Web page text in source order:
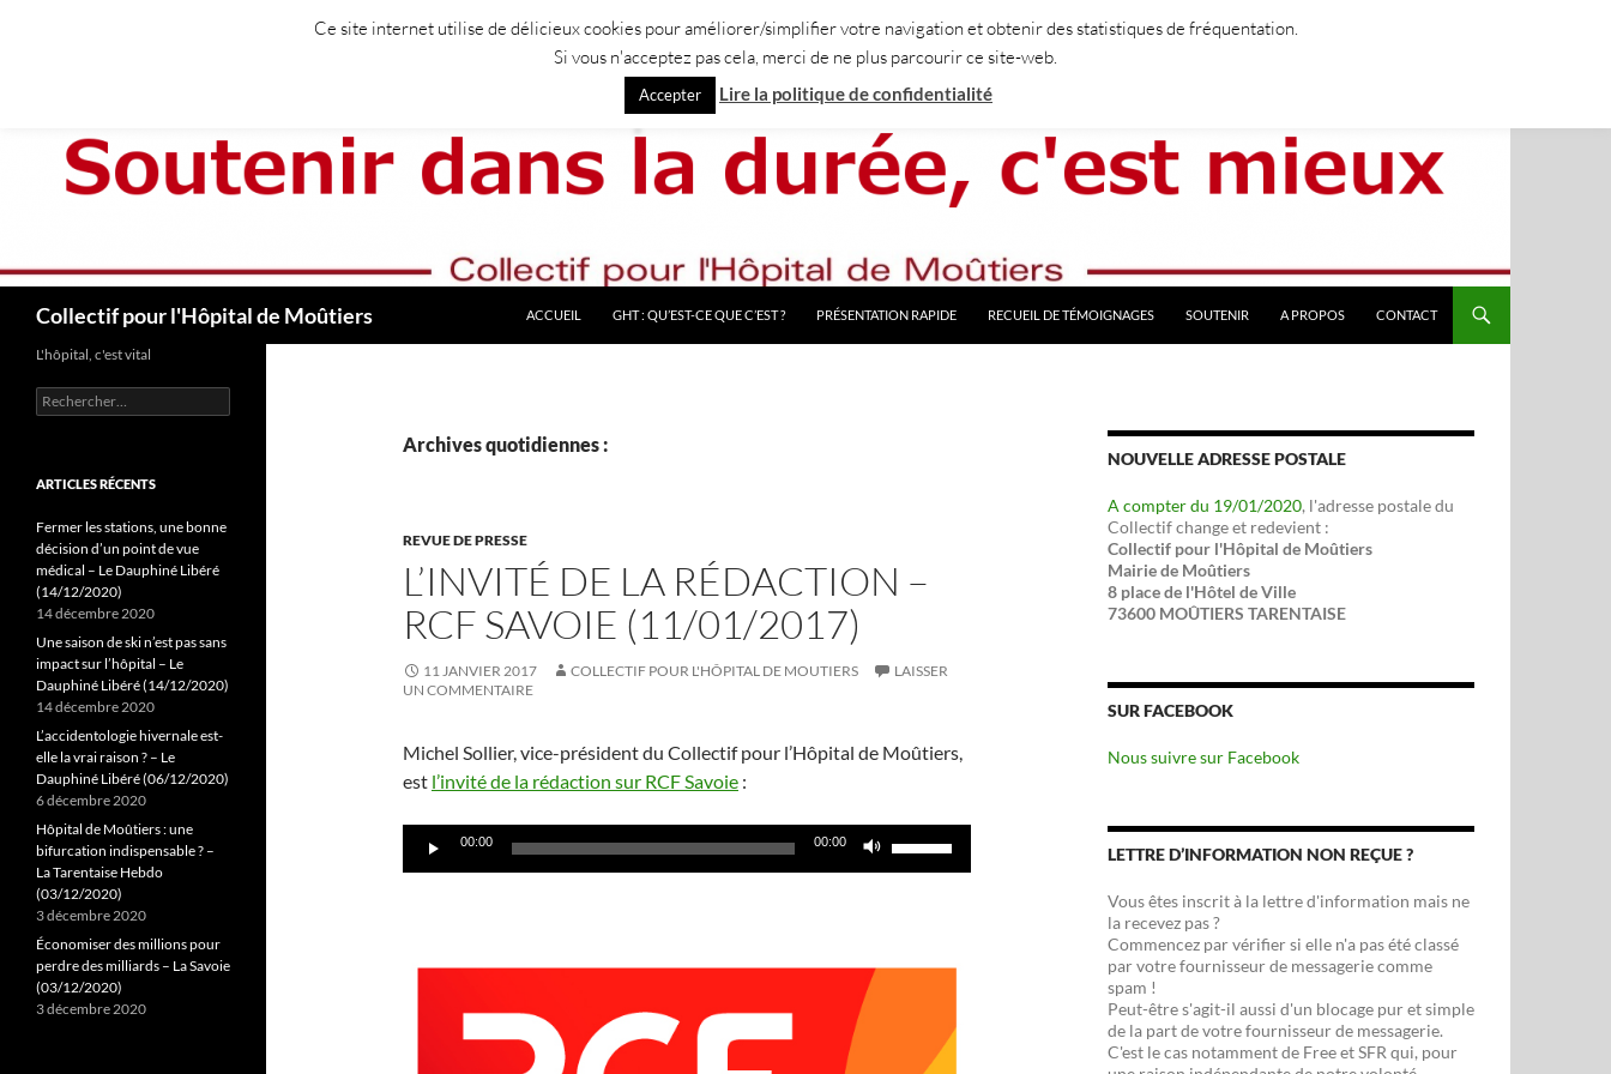
Collectif pour l'Hôpital de Moûtiers ACCUEIL GHT : QU’EST-CE QUE C’EST ? PRÉSENTATION RAPIDE RECUEIL DE TÉMOIGNAGES SOUTENIR A PROPOS CONTACT
Archives quotidiennes :
REVUE DE PRESSE
L’INVITÉ DE LA RÉDACTION –
RCF SAVOIE (11/01/2017)
11 JANVIER 2017 COLLECTIF POUR L'HÔPITAL DE MOUTIERS
LAISSER
UN COMMENTAIRE
Michel Sollier, vice-président du Collectif pour l’Hôpital de Moûtiers,
est l’invité de la rédaction sur RCF Savoie :
Lecteur00:00 00:00
diminuer
NOUVELLE ADRESSE POSTALE
A compter du 19/01/2020, l'adresse postale du
Collectif change et redevient :
Collectif pour l'Hôpital de Moûtiers
Mairie de Moûtiers
8 place de l'Hôtel de Ville
73600 MOÛTIERS TARENTAISE
SUR FACEBOOK
Nous suivre sur Facebook
LETTRE D’INFORMATION NON REÇUE ?
Vous êtes inscrit à la lettre d'information mais ne
la recevez pas ?
Commencez par vérifier si elle n'a pas été classé
par votre fournisseur de messagerie comme
spam !
Peut-être s'agit-il aussi d'un blocage pur et simple
de la part de votre fournisseur de messagerie.
C'est le cas notamment de Free et SFR qui, pour
L'hôpital, c'est vital
Rechercher :
ARTICLES RÉCENTS
Fermer les stations, une bonne
décision d’un point de vue
médical – Le Dauphiné Libéré
(14/12/2020)
14 décembre 2020
Une saison de ski n’est pas sans
impact sur l’hôpital – Le
Dauphiné Libéré (14/12/2020)
14 décembre 2020
L’accidentologie hivernale est-
elle la vrai raison ? – Le
Dauphiné Libéré (06/12/2020)
6 décembre 2020
Hôpital de Moûtiers : une
bifurcation indispensable ? –
La Tarentaise Hebdo
(03/12/2020)
3 décembre 2020
Économiser des millions pour
perdre des milliards – La Savoie
(03/12/2020)
3 décembre 2020
Ce site internet utilise de délicieux cookies pour améliorer/simplifier votre navigation et obtenir des statistiques de fréquentation.
Si vous n'acceptez pas cela, merci de ne plus parcourir ce site-web.
Accepter Lire la politique de confidentialité